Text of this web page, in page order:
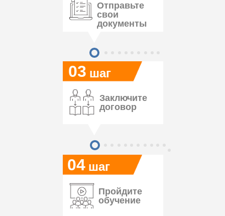
04
03 шаг
шаг
Отправьте
свои
документы
Заключите
договор
Пройдите
обучение